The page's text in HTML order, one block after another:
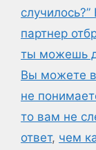
партнер
ты можешь
Вы можете
не
то вам не
ответ, чем